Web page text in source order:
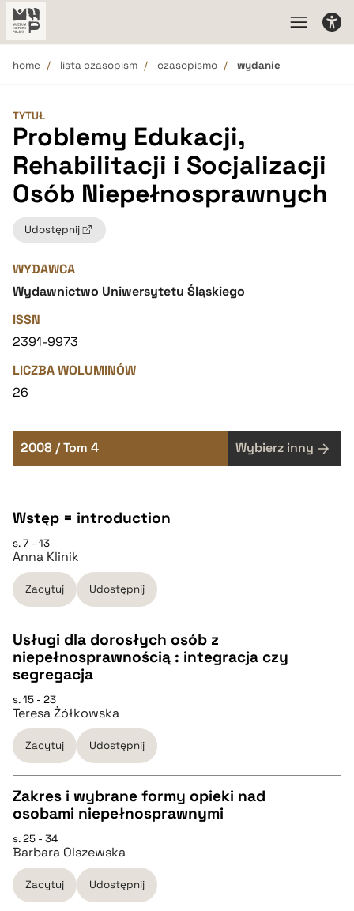
home lista czasopism czasopismo wydanie
TYTUŁ
Problemy Edukacji,
Rehabilitacji i Socjalizacji
Osób Niepełnosprawnych
Udostępnij
WYDAWCA
Wydawnictwo Uniwersytetu Śląskiego
ISSN
2391-9973
LICZBA WOLUMINÓW
26
2008 / Tom 4 Wybierz inny
Wstęp = introduction
s. 7 - 13
Anna Klinik
Zacytuj Udostępnij
CZYSTY TEKST
pobierz cytat
BIBTEX
pobierz cytat
Usługi dla dorosłych osób z
niepełnosprawnością : integracja czy
segregacja
s. 15 - 23
Teresa Żółkowska
Zacytuj Udostępnij
CZYSTY TEKST
pobierz cytat
Zakres i wybrane formy opieki nad
osobami niepełnosprawnymi
s. 25 - 34
Barbara Olszewska
Zacytuj Udostępnij